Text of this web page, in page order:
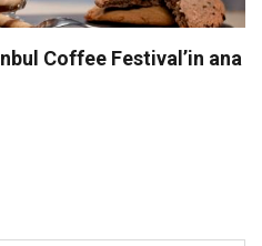
Coffee Festival’in ana